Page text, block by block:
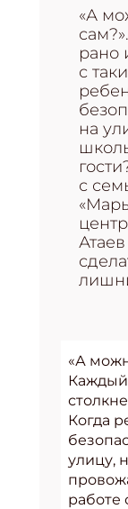
«А
рано
с
на
с
«А
Каждый
Когда
улицу,
работе